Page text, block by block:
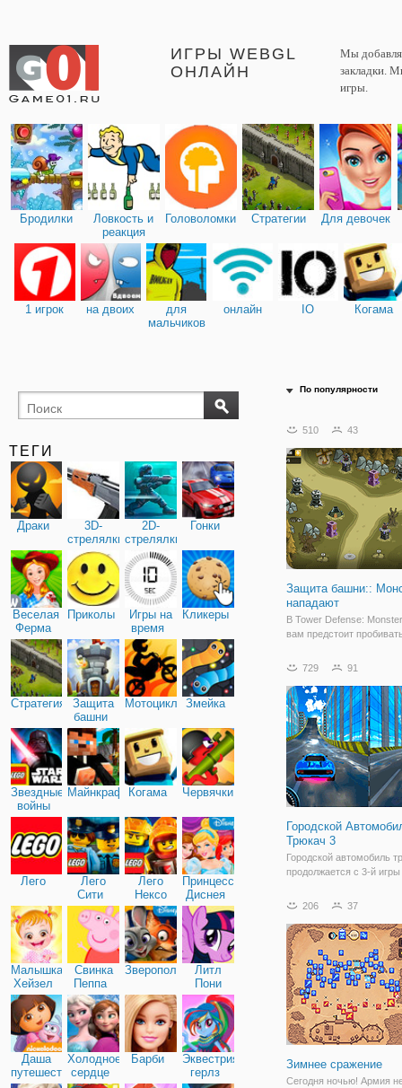
ИГРЫ WEBGL
ОНЛАЙН
Мы
закладки.
игры.
Бродилки
Ловкость и
реакция
Головоломки Стратегии Для девочек
1 игрок на двоих
для
мальчиков
онлайн IO Когама
ТЕГИ
Драки
3D-
стрелялки
2D-
стрелялки
Гонки
Веселая
Ферма
Приколы
Игры на
время
Кликеры
Стратегия
Защита
башни
МотоциклыЗмейка
Звездные
войны
МайнкрафтКогама Червячки
Лего
Лего
Сити
Лего
Нексо
Найтс
Принцессы
Диснея
Малышка
Хейзел
Свинка
Пеппа
Зверополис
Литл
Пони
Дружба
Даша
путешественница
Холодное
сердце
Барби
Эквестрия
герлз
По популярности
510 43
Защита башни::
нападают
В Tower Defense:
вам предстоит
уровнях. Размещайте
различные типы атак,
улучшайте их, чтобы
возможность
729 91
Городской
Трюкач 3
Городской автомобиль
продолжается с 3-й игры
городской автомобиль
реалистичным и
автомобиль!
различных трасс в игре
206 37
Зимнее сражение
Сегодня ночью! Армия